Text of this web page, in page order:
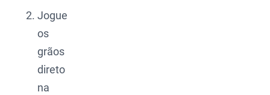
Jogue
os
grãos
direto
na